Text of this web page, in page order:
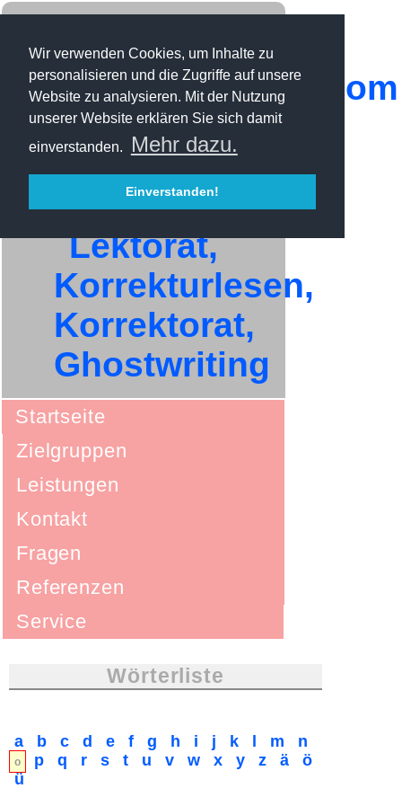
Wir verwenden Cookies, um Inhalte zu
personalisieren und die Zugriffe auf unsere
Website zu analysieren. Mit der Nutzung
unserer Website erklären Sie sich damit
einverstanden.
Mehr dazu.
Einverstanden!
Startseite
Zielgruppen
Leistungen
Kontakt
Fragen
Referenzen
Service
Wörterliste
a b c d e f g h i j k l m n
o p q r s t u v w x y z ä
ö
ü